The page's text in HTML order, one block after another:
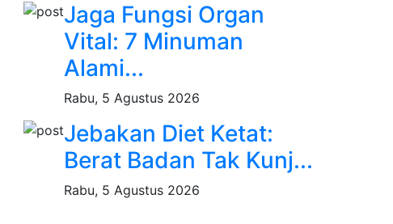
Jaga Fungsi Organ
Vital: 7 Minuman
Alami...
Rabu, 5 Agustus 2026
Jebakan Diet Ketat:
Berat Badan Tak Kunj...
Rabu, 5 Agustus 2026